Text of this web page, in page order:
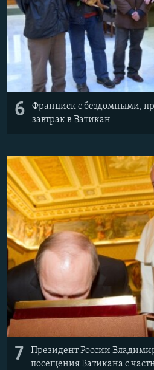
6
Франциск с бездомными,
завтрак в Ватикан
7
Президент России
посещения Ватикана с